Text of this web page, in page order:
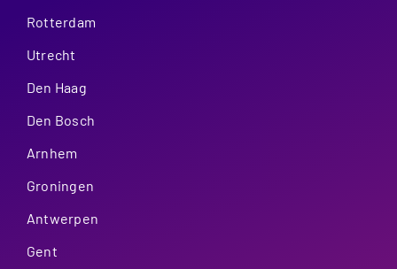
Rotterdam
Utrecht
Den Haag
Den Bosch
Arnhem
Groningen
Antwerpen
Gent